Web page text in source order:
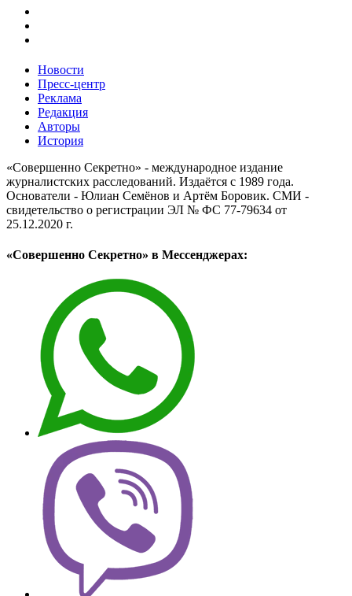
Новости
Пресс-центр
Реклама
Редакция
Авторы
История
«Совершенно Секретно» - международное издание
журналистских расследований. Издаётся с 1989 года.
Основатели - Юлиан Семёнов и Артём Боровик. CМИ -
свидетельство о регистрации ЭЛ № ФС 77-79634 от
25.12.2020 г.
«Совершенно Секретно» в Мессенджерах: